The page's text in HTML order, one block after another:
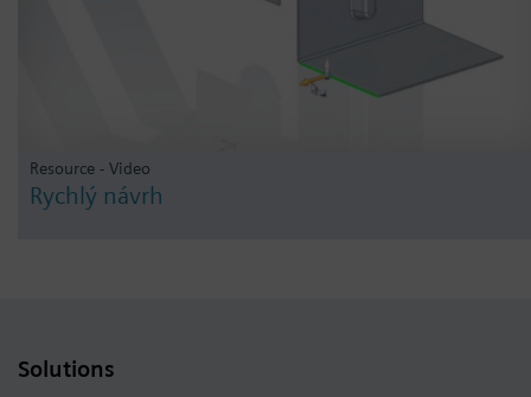
Resource - Video
Rychlý návrh
Solutions